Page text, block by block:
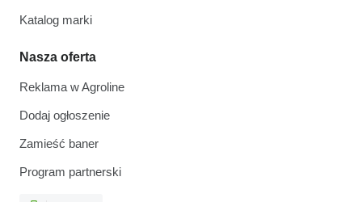
Katalog marki
Nasza oferta
Reklama w Agroline
Dodaj ogłoszenie
Zamieść baner
Program partnerski